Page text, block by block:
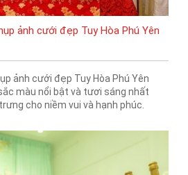
ảnh cưới đẹp Tuy Hòa Phú Yên
ảnh cưới đẹp Tuy Hòa Phú Yên
màu nổi bật và tươi sáng nhất
cho niềm vui và hạnh phúc.